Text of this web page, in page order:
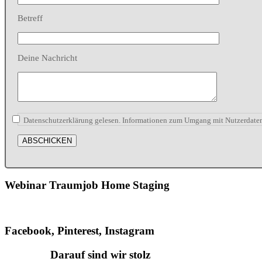
Betreff
Deine Nachricht
Datenschutzerklärung gelesen. Informationen zum Umgang mit
Webinar Traumjob Home Staging
Facebook, Pinterest, Instagram
Darauf sind wir stolz